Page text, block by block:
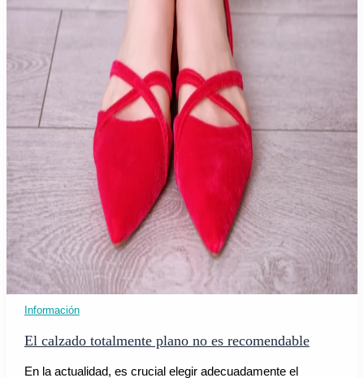
Información
El calzado totalmente plano no es recomendable
En la actualidad, es crucial elegir adecuadamente el